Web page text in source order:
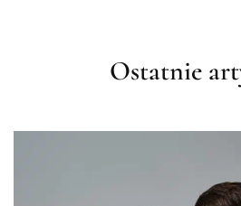
Ostatnie